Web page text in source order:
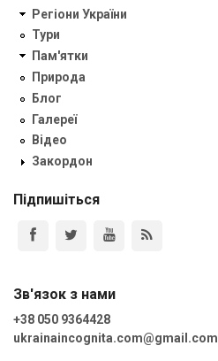
Регіони України
Тури
Пам'ятки
Природа
Блог
Галереї
Відео
Закордон
Підпишіться
Зв'язок з нами
+38 050 9364428
ukrainaincognita.com@gmail.com